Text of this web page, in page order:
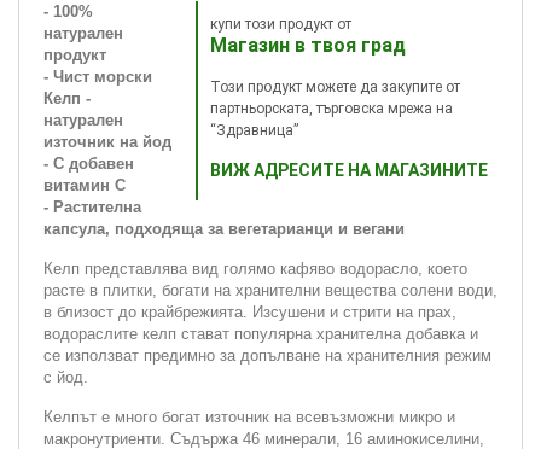
купи този продукт от
Магазин в твоя град
Този продукт можете да закупите от
партньорската, търговска мрежа на
“Здравница”
ВИЖ АДРЕСИТЕ НА МАГАЗИНИТЕ
- 100%
натурален
продукт
- Чист морски
Келп -
натурален
източник на йод
- С добавен
витамин С
- Растителна
капсула, подходяща за вегетарианци и вегани
Келп представлява вид голямо кафяво водорасло, което
расте в плитки, богати на хранителни вещества солени води,
в близост до крайбрежията. Изсушени и стрити на прах,
водораслите келп стават популярна хранителна добавка и
се използват предимно за допълване на хранителния режим
с йод.
Келпът е много богат източник на всевъзможни микро и
макронутриенти. Съдържа 46 минерали, 16 аминокиселини,